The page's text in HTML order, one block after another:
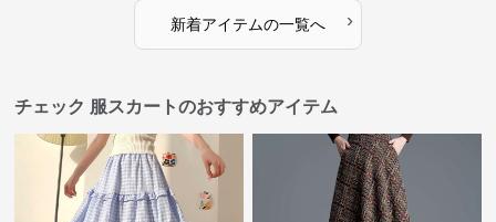
新着アイテムの一覧へ ›
チェック 服スカートのおすすめアイテム